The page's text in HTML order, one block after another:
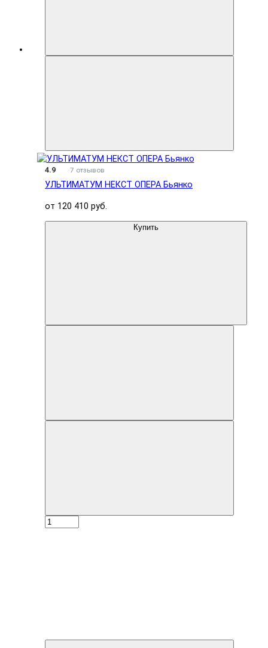
4.9 7 отзывов
УЛЬТИМАТУМ НЕКСТ ОПЕРА Бьянко
от 120 410 руб.
Купить